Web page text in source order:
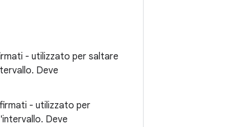
- utilizzato per saltare
Deve
- utilizzato per
Deve